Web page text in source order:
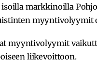
markkinoilla
myyntivolyymit
myyntivolyymit
liikevoittoon.